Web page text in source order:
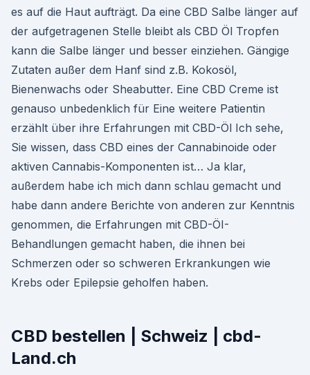
es auf die Haut aufträgt. Da eine CBD Salbe länger auf
der aufgetragenen Stelle bleibt als CBD Öl Tropfen
kann die Salbe länger und besser einziehen. Gängige
Zutaten außer dem Hanf sind z.B. Kokosöl,
Bienenwachs oder Sheabutter. Eine CBD Creme ist
genauso unbedenklich für Eine weitere Patientin
erzählt über ihre Erfahrungen mit CBD-Öl Ich sehe,
Sie wissen, dass CBD eines der Cannabinoide oder
aktiven Cannabis-Komponenten ist… Ja klar,
außerdem habe ich mich dann schlau gemacht und
habe dann andere Berichte von anderen zur Kenntnis
genommen, die Erfahrungen mit CBD-ÖI-
Behandlungen gemacht haben, die ihnen bei
Schmerzen oder so schweren Erkrankungen wie
Krebs oder Epilepsie geholfen haben.
CBD bestellen | Schweiz | cbd-
Land.ch